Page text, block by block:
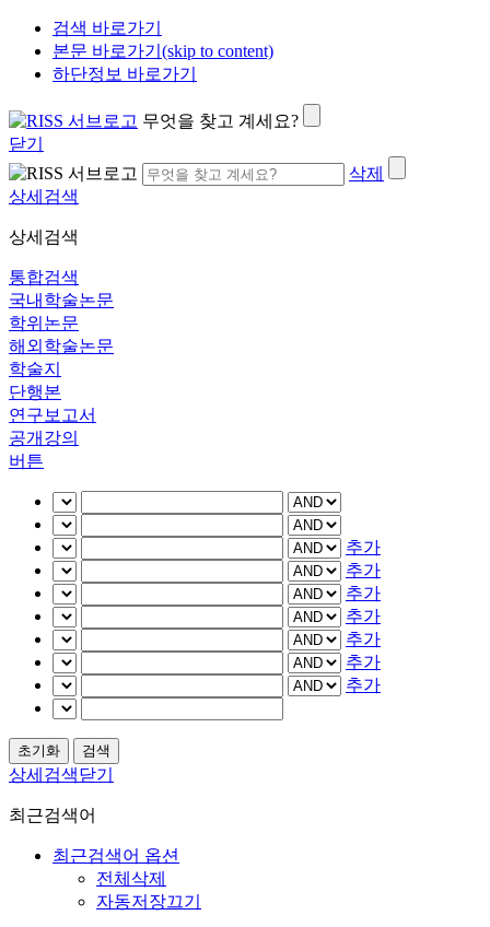
검색 바로가기
본문 바로가기(skip to content)
하단정보 바로가기
무엇을 찾고 계세요?
닫기
삭제
상세검색
상세검색
통합검색
국내학술논문
학위논문
해외학술논문
학술지
단행본
연구보고서
공개강의
버튼
추가
추가
추가
추가
추가
추가
추가
상세검색닫기
최근검색어
최근검색어 옵션
전체삭제
자동저장끄기